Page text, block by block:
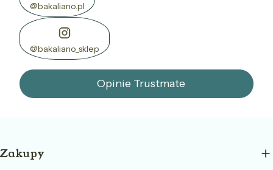
@bakaliano.pl
@bakaliano_sklep
Opinie Trustmate
Linki w stopce
Zakupy